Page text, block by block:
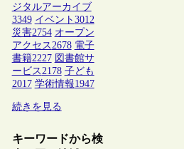
ジタルアーカイブ
3349 イベント 3012
災害2754 オープン
アクセス2678 電子
書籍2227 図書館サ
ービス2178 子ども
2017 学術情報1947
続きを見る
キーワードから検